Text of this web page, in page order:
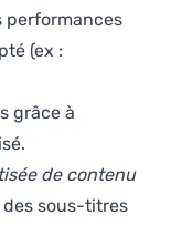
performances
(ex :
grâce à
de contenu
des sous-titres